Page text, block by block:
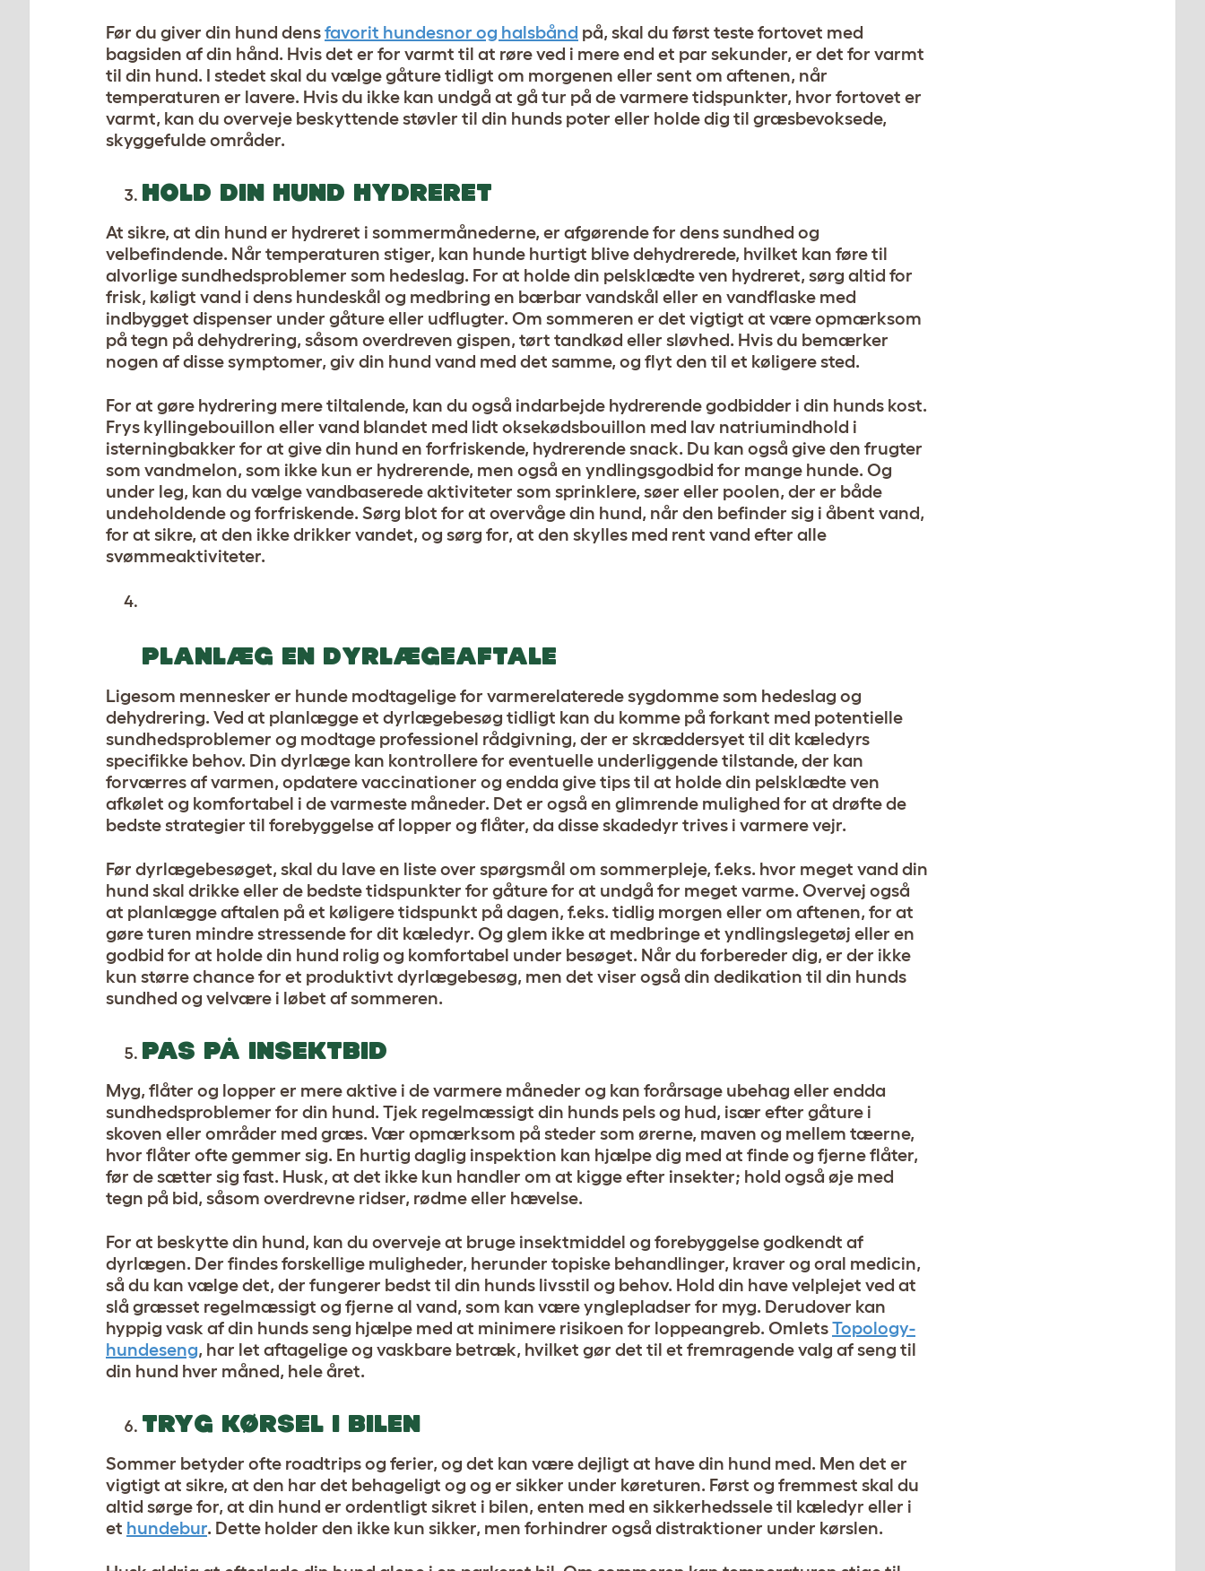
Før du giver din hund densfavorit hundesnor og halsbånd på, skal du først teste fortovet med
bagsiden af din hånd. Hvis det er for varmt til at røre ved i mere end et par sekunder, er det for varmt
til din hund. I stedet skal du vælge gåture tidligt om morgenen eller sent om aftenen, når
temperaturen er lavere. Hvis du ikke kan undgå at gå tur på de varmere tidspunkter, hvor fortovet er
varmt, kan du overveje beskyttende støvler til din hunds poter eller holde dig til græsbevoksede,
skyggefulde områder.
HOLD DIN HUND HYDRERET
At sikre, at din hund er hydreret i sommermånederne, er afgørende for dens sundhed og
velbefindende. Når temperaturen stiger, kan hunde hurtigt blive dehydrerede, hvilket kan føre til
alvorlige sundhedsproblemer som hedeslag. For at holde din pelsklædte ven hydreret, sørg altid for
frisk, køligt vand i dens hundeskål og medbring en bærbar vandskål eller en vandflaske med
indbygget dispenser under gåture eller udflugter. Om sommeren er det vigtigt at være opmærksom
på tegn på dehydrering, såsom overdreven gispen, tørt tandkød eller sløvhed. Hvis du bemærker
nogen af ​​disse symptomer, giv din hund vand med det samme, og flyt den til et køligere sted.
For at gøre hydrering mere tiltalende, kan du også indarbejde hydrerende godbidder i din hunds kost.
Frys kyllingebouillon eller vand blandet med lidt oksekødsbouillon med lav natriumindhold i
isterningbakker for at give din hund en forfriskende, hydrerende snack. Du kan også give den frugter
som vandmelon, som ikke kun er hydrerende, men også en yndlingsgodbid for mange hunde. Og
under leg, kan du vælge vandbaserede aktiviteter som sprinklere, søer eller poolen, der er både
undeholdende og forfriskende. Sørg blot for at overvåge din hund, når den befinder sig i åbent vand,
for at sikre, at den ikke drikker vandet, og sørg for, at den skylles med rent vand efter alle
svømmeaktiviteter.
PLANLÆG EN DYRLÆGEAFTALE
Ligesom mennesker er hunde modtagelige for varmerelaterede sygdomme som hedeslag og
dehydrering. Ved at planlægge et dyrlægebesøg tidligt kan du komme på forkant med potentielle
sundhedsproblemer og modtage professionel rådgivning, der er skræddersyet til dit kæledyrs
specifikke behov. Din dyrlæge kan kontrollere for eventuelle underliggende tilstande, der kan
forværres af varmen, opdatere vaccinationer og endda give tips til at holde din pelsklædte ven
afkølet og komfortabel i de varmeste måneder. Det er også en glimrende mulighed for at drøfte de
bedste strategier til forebyggelse af lopper og flåter, da disse skadedyr trives i varmere vejr.
Før dyrlægebesøget, skal du lave en liste over spørgsmål om sommerpleje, f.eks. hvor meget vand din
hund skal drikke eller de bedste tidspunkter for gåture for at undgå for meget varme. Overvej også
at planlægge aftalen på et køligere tidspunkt på dagen, f.eks. tidlig morgen eller om aftenen, for at
gøre turen mindre stressende for dit kæledyr. Og glem ikke at medbringe et yndlingslegetøj eller en
godbid for at holde din hund rolig og komfortabel under besøget. Når du forbereder dig, er der ikke
kun større chance for et produktivt dyrlægebesøg, men det viser også din dedikation til din hunds
sundhed og velvære i løbet af sommeren.
PAS PÅ INSEKTBID
Myg, flåter og lopper er mere aktive i de varmere måneder og kan forårsage ubehag eller endda
sundhedsproblemer for din hund. Tjek regelmæssigt din hunds pels og hud, især efter gåture i
skoven eller områder med græs. Vær opmærksom på steder som ørerne, maven og mellem tæerne,
hvor flåter ofte gemmer sig. En hurtig daglig inspektion kan hjælpe dig med at finde og fjerne flåter,
før de sætter sig fast. Husk, at det ikke kun handler om at kigge efter insekter; hold også øje med
tegn på bid, såsom overdrevne ridser, rødme eller hævelse.
For at beskytte din hund, kan du overveje at bruge insektmiddel og forebyggelse godkendt af
dyrlægen. Der findes forskellige muligheder, herunder topiske behandlinger, kraver og oral medicin,
så du kan vælge det, der fungerer bedst til din hunds livsstil og behov. Hold din have velplejet ved at
slå græsset regelmæssigt og fjerne al vand, som kan være ynglepladser for myg. Derudover kan
hyppig vask af din hunds seng hjælpe med at minimere risikoen for loppeangreb. OmletsTopology-
hundeseng, har let aftagelige og vaskbare betræk, hvilket gør det til et fremragende valg af seng til
din hund hver måned, hele året.
TRYG KØRSEL I BILEN
Sommer betyder ofte roadtrips og ferier, og det kan være dejligt at have din hund med. Men det er
vigtigt at sikre, at den har det behageligt og og er sikker under køreturen. Først og fremmest skal du
altid sørge for, at din hund er ordentligt sikret i bilen, enten med en sikkerhedssele til kæledyr eller i
et hundebur. Dette holder den ikke kun sikker, men forhindrer også distraktioner under kørslen.